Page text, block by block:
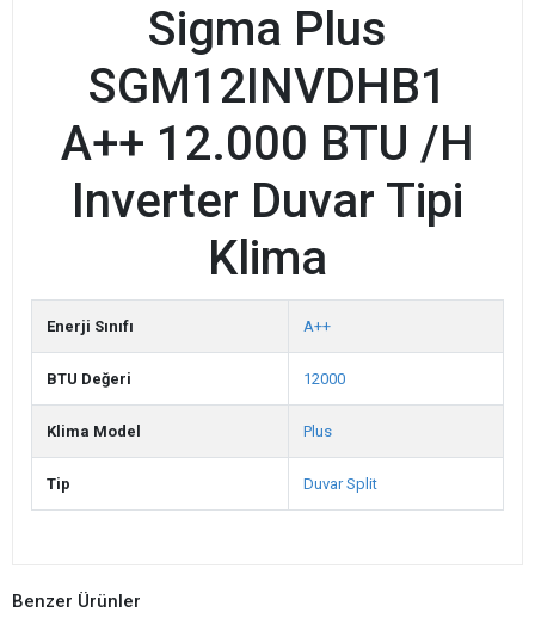
Sigma Plus
SGM12INVDHB1
A++ 12.000 BTU /H
Inverter Duvar Tipi
Klima
Enerji Sınıfı A++
BTU Değeri 12000
Klima Model Plus
Tip Duvar Split
Benzer Ürünler